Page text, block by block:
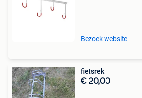
Bezoek website
fietsrek
€ 20,00